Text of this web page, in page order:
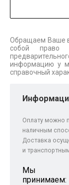
Обращаем Ваше
собой право
информацию у
справочный
Оплату можно
наличным
Доставка
и
Мы
принимаем: